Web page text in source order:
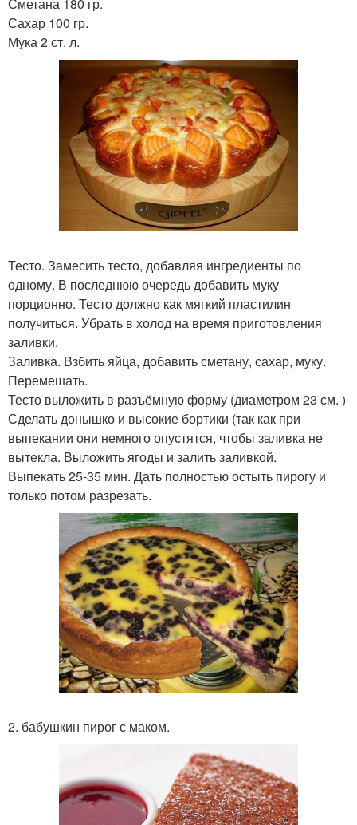
Сахар 100 гр.
Мука 2 ст. л.
Тесто. Замесить тесто, добавляя ингредиенты по
одному. В последнюю очередь добавить муку
порционно. Тесто должно как мягкий пластилин
получиться. Убрать в холод на время приготовления
заливки.
Заливка. Взбить яйца, добавить сметану, сахар, муку.
Перемешать.
Тесто выложить в разъёмную форму (диаметром 23 см. )
Сделать донышко и высокие бортики (так как при
выпекании они немного опустятся, чтобы заливка не
вытекла. Выложить ягоды и залить заливкой.
Выпекать 25-35 мин. Дать полностью остыть пирогу и
только потом разрезать.
2. бабушкин пирог с маком.